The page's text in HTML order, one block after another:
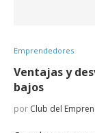
Emprendedores
Ventajas y
bajos
por Club del